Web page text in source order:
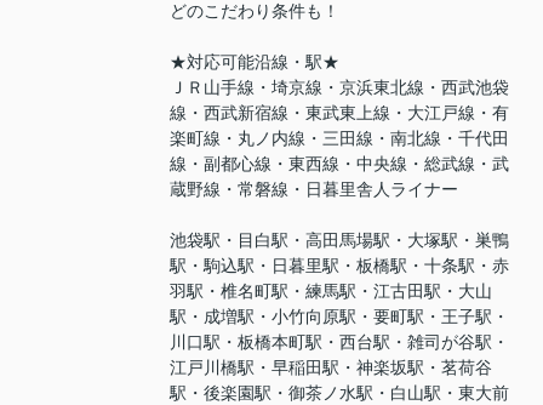
どのこだわり条件も！
★対応可能沿線・駅★
ＪＲ山手線・埼京線・京浜東北線・西武池袋
線・西武新宿線・東武東上線・大江戸線・有
楽町線・丸ノ内線・三田線・南北線・千代田
線・副都心線・東西線・中央線・総武線・武
蔵野線・常磐線・日暮里舎人ライナー
池袋駅・目白駅・高田馬場駅・大塚駅・巣鴨
駅・駒込駅・日暮里駅・板橋駅・十条駅・赤
羽駅・椎名町駅・練馬駅・江古田駅・大山
駅・成増駅・小竹向原駅・要町駅・王子駅・
川口駅・板橋本町駅・西台駅・雑司が谷駅・
江戸川橋駅・早稲田駅・神楽坂駅・茗荷谷
駅・後楽園駅・御茶ノ水駅・白山駅・東大前